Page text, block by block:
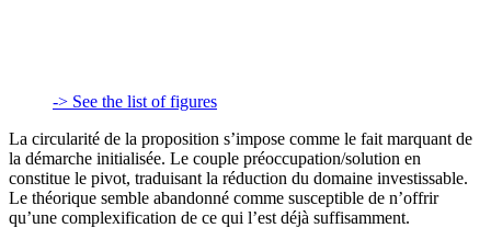
-> See the list of figures
La circularité de la proposition s’impose comme le fait marquant de
la démarche initialisée. Le couple préoccupation/solution en
constitue le pivot, traduisant la réduction du domaine investissable.
Le théorique semble abandonné comme susceptible de n’offrir
qu’une complexification de ce qui l’est déjà suffisamment.